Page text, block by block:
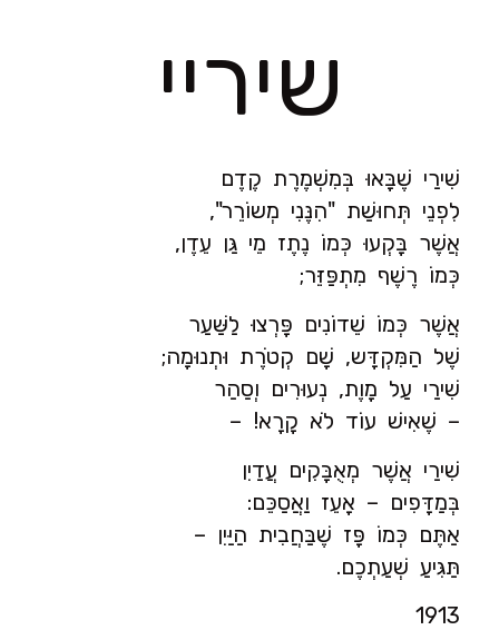
שיריי
שִׁירַי שֶׁבָּאוּ בְּמִשְׁמֶרֶת קֶדֶם
לִפְנֵי תְּחוּשַׁת "הִנֶּנִי מְשוֹרֵר",
אֲשֶׁר בָּקְעוּ כְּמוֹ נֶתֶז מֵי גַּן עֵדֶן,
כְּמוֹ רֶשֶׁף מִתְפַּזֵּר;
אֲשֶׁר כְּמוֹ שֵׁדוֹנִים פָּרְצוּ לַשַּׁעַר
שֶׁל הַמִּקְדָּש, שָׁם קְטֹרֶת וּתְנוּמָה;
שִׁירַי עַל מָוֶת, נְעוּרִים וְסַהַר
– שֶׁאִישׁ עוֹד לֹא קָרָא! –
שִׁירַי אֲשֶׁר מְאֻבָּקִים עֲדַיִן
בְּמַדָּפִים – אָעֵז וַאֲסַכֵּם:
אַתֶּם כְּמוֹ פָּז שֶׁבַּחֲבִית הַיַּיִן –
תַּגִּיעַ שְׁעַתְכֶם.
1913